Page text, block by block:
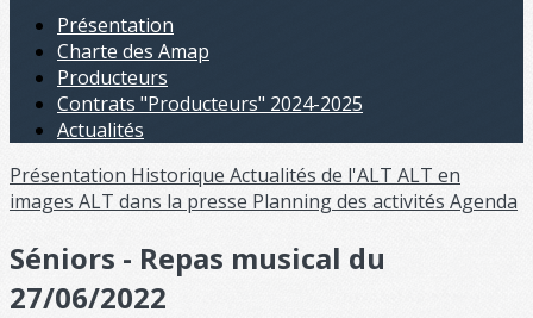
Présentation
Charte des Amap
Producteurs
Contrats "Producteurs" 2024-2025
Actualités
Présentation Historique Actualités de l'ALT ALT en
images ALT dans la presse Planning des activités Agenda
Séniors - Repas musical du
27/06/2022